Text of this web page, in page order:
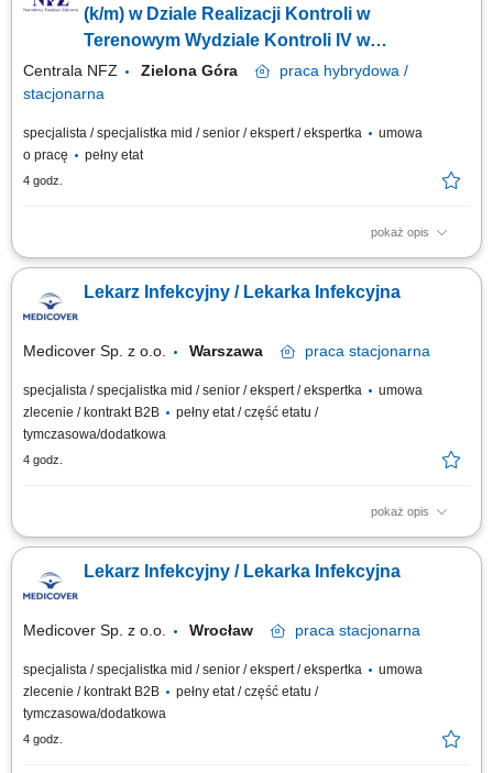
poszerzanie wiedzy, aby dołączyć do naszego zespołu jako tzn. Lekarz...
(k/m) w Dziale Realizacji Kontroli w
Terenowym Wydziale Kontroli IV w
Departamencie Kontroli (lekarz k/m)
Centrala NFZ Zielona Góra praca hybrydowa /
stacjonarna
specjalista / specjalistka mid / senior / ekspert / ekspertka
umowa
o pracę
pełny etat
4 godz.
pokaż opis
GŁÓWNE ZADANIA udział w analizach i opracowywaniu programów
weryfikacja dokumentacji medycznej w trakcie kontroli i czynności
sprawdzających; udział w opracowywaniu dokumentów na potrzeby
Lekarz Infekcyjny / Lekarka Infekcyjna
Medicover Sp. z o.o. Warszawa praca stacjonarna
specjalista / specjalistka mid / senior / ekspert / ekspertka
umowa
zlecenie / kontrakt B2B
pełny etat / część etatu /
tymczasowa/dodatkowa
4 godz.
pokaż opis
Będziesz odpowiedzialny/-a za: konsultacje, prowadzenie elektronicznej
medycznych. Dołącz do naszej ekipy medycznej i stań się #bohaterem
opieki zdrowotnej! Szukamy Ciebie jeśli​: posiadasz prawo wykonywania
Lekarz Infekcyjny / Lekarka Infekcyjna
Medicover Sp. z o.o. Wrocław praca stacjonarna
specjalista / specjalistka mid / senior / ekspert / ekspertka
umowa
zlecenie / kontrakt B2B
pełny etat / część etatu /
tymczasowa/dodatkowa
4 godz.